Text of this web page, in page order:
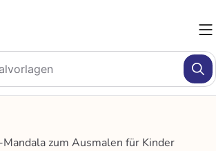
zum Ausmalen für Kinder